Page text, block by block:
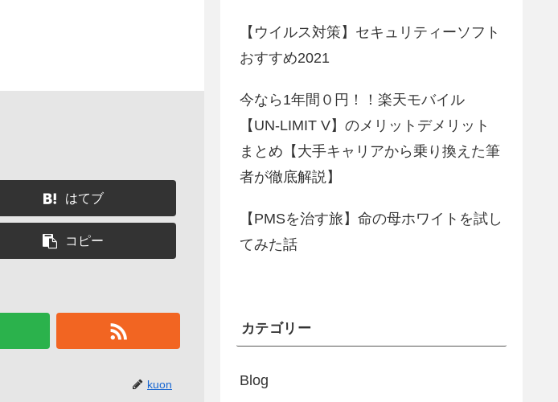
はてブ
コピー
kuon
【ウイルス対策】セキュリティーソフト
おすすめ2021
今なら1年間０円！！楽天モバイル
【UN-LIMIT V】のメリットデメリット
まとめ【大手キャリアから乗り換えた筆
者が徹底解説】
【PMSを治す旅】命の母ホワイトを試し
てみた話
カテゴリー
Blog